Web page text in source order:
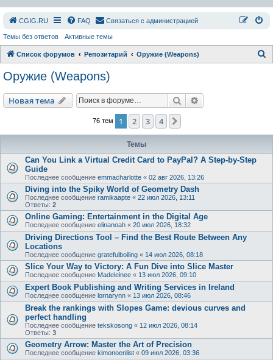
СGIG.RU FAQ Связаться с администрацией
Темы без ответов Активные темы
Список форумов Репозитарий Оружие (Weapons)
Оружие (Weapons)
Новая тема Поиск
76 тем 1 2 3 4
Темы
Can You Link a Virtual Credit Card to PayPal? A Step-by-Step
Guide
Последнее сообщение emmacharlotte « 02 авг 2026, 13:26
Diving into the Spiky World of Geometry Dash
Последнее сообщение ramikaapte « 22 июл 2026, 13:11
Ответы: 2
Online Gaming: Entertainment in the Digital Age
Последнее сообщение elinanoah « 20 июл 2026, 18:32
Driving Directions Tool – Find the Best Route Between Any
Locations
Последнее сообщение gratefulboiling « 14 июл 2026, 08:18
Slice Your Way to Victory: A Fun Dive into Slice Master
Последнее сообщение Madeleinee « 13 июл 2026, 09:10
Expert Book Publishing and Writing Services in Ireland
Последнее сообщение lornarynn « 13 июл 2026, 08:46
Break the rankings with Slopes Game: devious curves and
perfect handling
Последнее сообщение tekskosong « 12 июл 2026, 08:14
Ответы: 3
Geometry Arrow: Master the Art of Precision
Последнее сообщение kimonoenlist « 09 июл 2026, 03:36